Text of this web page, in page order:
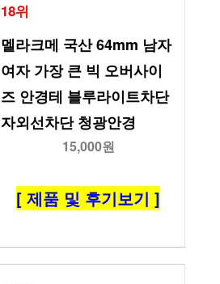
18위
멜라크메 국산 64mm 남자
여자 가장 큰 빅 오버사이
즈 안경테 블루라이트차단
자외선차단 청광안경
15,000원
[ 제품 및 후기보기 ]